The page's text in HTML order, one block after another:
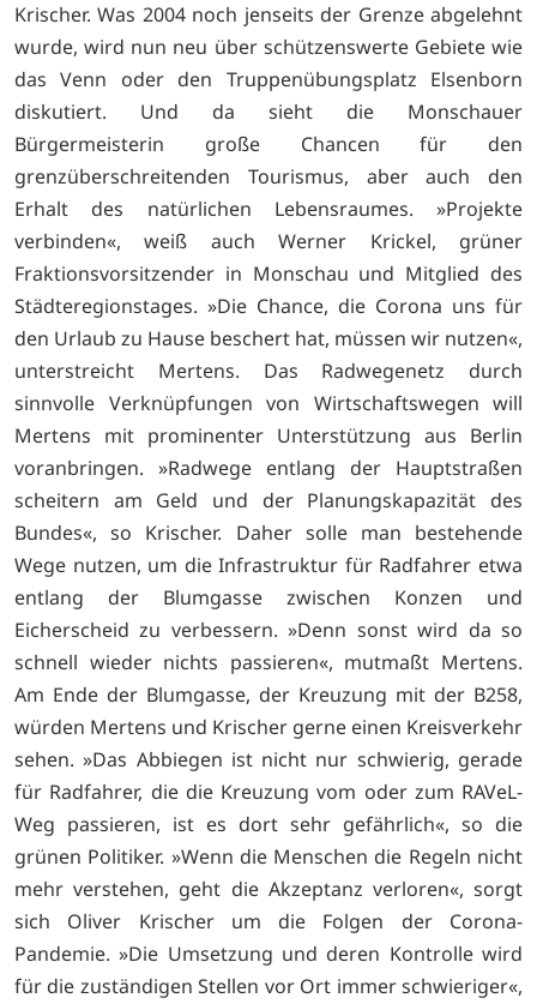
Krischer. Was 2004 noch jenseits der Grenze abgelehnt
wurde, wird nun neu über schützenswerte Gebiete wie
das Venn oder den Truppenübungsplatz Elsenborn
diskutiert. Und da sieht die Monschauer
Bürgermeisterin große Chancen für den
grenzüberschreitenden Tourismus, aber auch den
Erhalt des natürlichen Lebensraumes. »Projekte
verbinden«, weiß auch Werner Krickel, grüner
Fraktionsvorsitzender in Monschau und Mitglied des
Städteregionstages. »Die Chance, die Corona uns für
den Urlaub zu Hause beschert hat, müssen wir nutzen«,
unterstreicht Mertens. Das Radwegenetz durch
sinnvolle Verknüpfungen von Wirtschaftswegen will
Mertens mit prominenter Unterstützung aus Berlin
voranbringen. »Radwege entlang der Hauptstraßen
scheitern am Geld und der Planungskapazität des
Bundes«, so Krischer. Daher solle man bestehende
Wege nutzen, um die Infrastruktur für Radfahrer etwa
entlang der Blumgasse zwischen Konzen und
Eicherscheid zu verbessern. »Denn sonst wird da so
schnell wieder nichts passieren«, mutmaßt Mertens.
Am Ende der Blumgasse, der Kreuzung mit der B258,
würden Mertens und Krischer gerne einen Kreisverkehr
sehen. »Das Abbiegen ist nicht nur schwierig, gerade
für Radfahrer, die die Kreuzung vom oder zum RAVeL-
Weg passieren, ist es dort sehr gefährlich«, so die
grünen Politiker. »Wenn die Menschen die Regeln nicht
mehr verstehen, geht die Akzeptanz verloren«, sorgt
sich Oliver Krischer um die Folgen der Corona-
Pandemie. »Die Umsetzung und deren Kontrolle wird
für die zuständigen Stellen vor Ort immer schwieriger«,